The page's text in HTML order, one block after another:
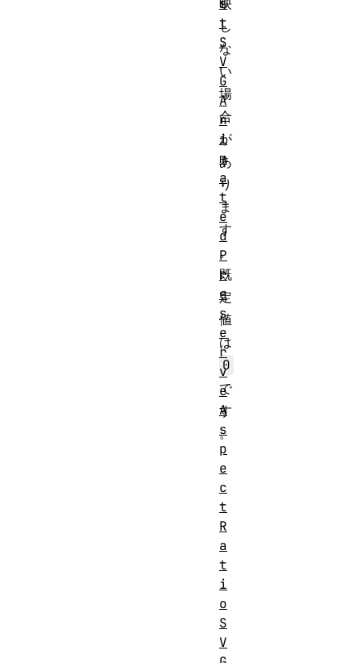
映
し
な
い
場
合
が
あ
り
ま
す
。
既
定
値
は
0
で
す
。
s
t
S
V
G
A
n
i
m
a
t
e
d
P
r
e
s
e
r
v
e
A
s
p
e
c
t
R
a
t
i
o
S
V